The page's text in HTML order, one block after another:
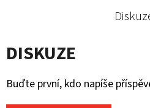
DISKUZE
Buďte první, kdo napíše